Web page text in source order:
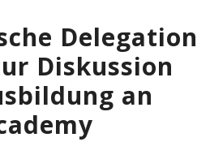
Delegation
Diskussion
an